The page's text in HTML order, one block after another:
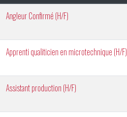
Angleur Confirmé (H/F)
Apprenti qualiticien en microtechnique (H/F)
Assistant production (H/F)